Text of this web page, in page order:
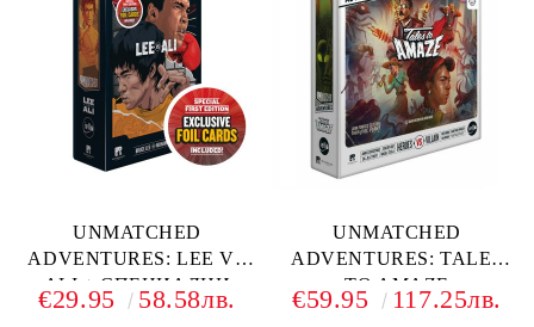
UNMATCHED
ADVENTURES: LEE VS
ALI + СПЕЦИАЛНИ
ФОЙЛ КАРТИ
€29.95 58.58лв.
UNMATCHED
ADVENTURES: TALES
TO AMAZE
€59.95 117.25лв.